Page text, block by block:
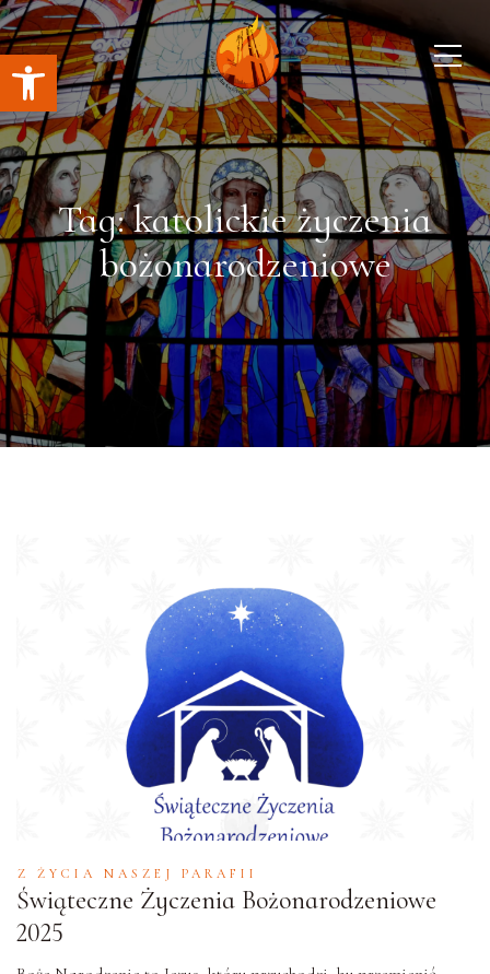
Open toolbar
Tag: katolickie życzenia
bożonarodzeniowe
Z ŻYCIA NASZEJ PARAFII
Świąteczne Życzenia Bożonarodzeniowe
2025